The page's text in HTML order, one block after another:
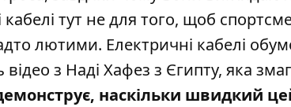
тут не для того, щоб
лютими. Електричні кабелі
відео з Наді Хафез з Єгипту, яка
наскільки швидкий